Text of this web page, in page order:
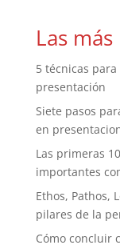
Las
5 técnicas
presentación
Siete pasos
en
Las primeras
importantes
Ethos, Pathos,
pilares de la
Cómo concluir